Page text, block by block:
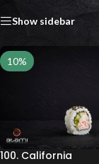
Show sidebar
10%
100. California